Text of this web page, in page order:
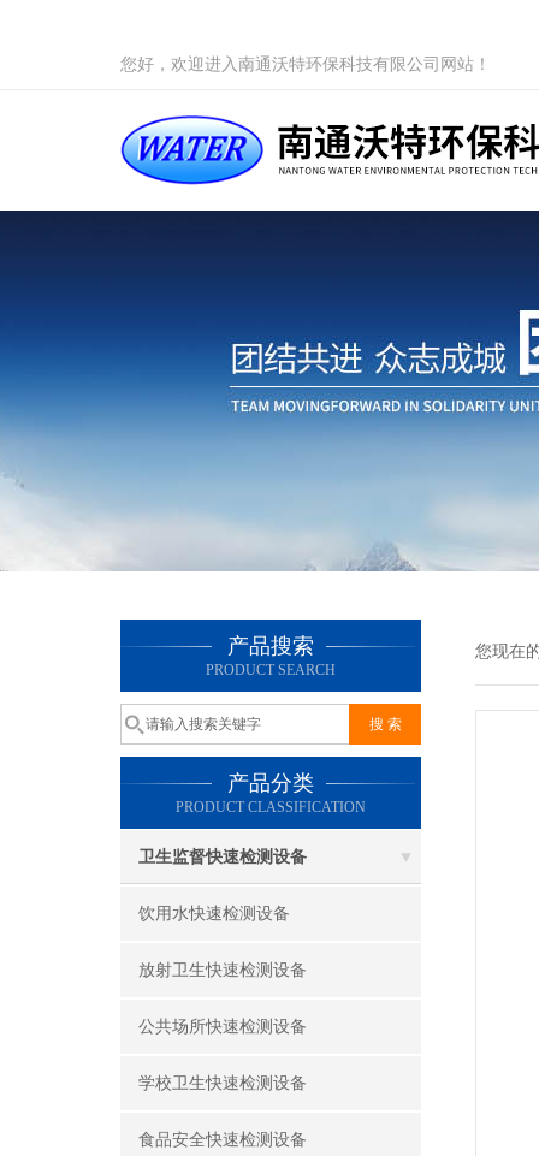
您好，欢迎进入南通沃特环保科技有限公司网站！
产品搜索
PRODUCT SEARCH
产品分类
PRODUCT CLASSIFICATION
卫生监督快速检测设备
饮用水快速检测设备
放射卫生快速检测设备
公共场所快速检测设备
学校卫生快速检测设备
食品安全快速检测设备
您现在